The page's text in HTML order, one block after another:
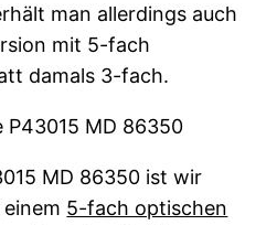
man allerdings auch
mit 5-fach
damals 3-fach.
MD 86350 ist wir
5-fach optischen